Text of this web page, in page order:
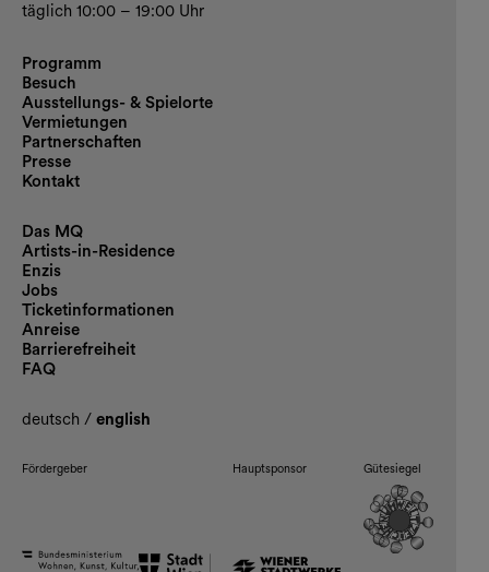
täglich 10:00 – 19:00 Uhr
Programm
Besuch
Ausstellungs- & Spielorte
Vermietungen
Partnerschaften
Presse
Kontakt
Das MQ
Artists-in-Residence
Enzis
Jobs
Ticketinformationen
Anreise
Barrierefreiheit
FAQ
deutsch / english
Fördergeber Hauptsponsor Gütesiegel